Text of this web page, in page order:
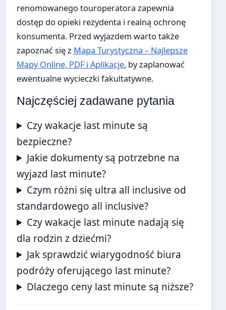
renomowanego touroperatora zapewnia
dostęp do opieki rezydenta i realną ochronę
konsumenta. Przed wyjazdem warto także
zapoznać się z Mapa Turystyczna – Najlepsze
Mapy Online, PDF i Aplikacje, by zaplanować
ewentualne wycieczki fakultatywne.
Najczęściej zadawane pytania
Czy wakacje last minute są
bezpieczne?
Jakie dokumenty są potrzebne na
wyjazd last minute?
Czym różni się ultra all inclusive od
standardowego all inclusive?
Czy wakacje last minute nadają się
dla rodzin z dziećmi?
Jak sprawdzić wiarygodność biura
podróży oferującego last minute?
Dlaczego ceny last minute są niższe?